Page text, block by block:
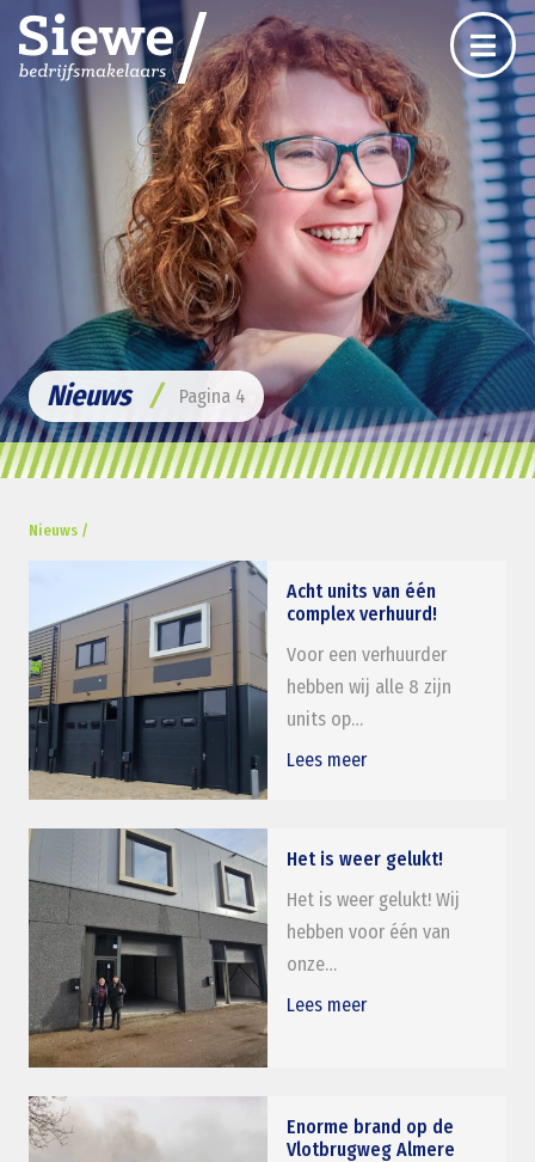
Nieuws / Pagina 4
Nieuws /
Acht units van één
complex verhuurd!
Voor een verhuurder
hebben wij alle 8 zijn
units op…
Lees meer
Het is weer gelukt!
Het is weer gelukt! Wij
hebben voor één van
onze…
Lees meer
Enorme brand op de
Vlotbrugweg Almere